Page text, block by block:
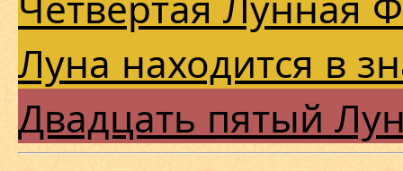
Луна находится в
Двадцать пятый